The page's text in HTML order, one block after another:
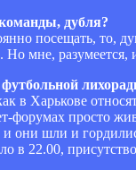
дубля?
посещать, то,
мне, разумеется,
в Харькове
форумах просто
они шли и
в 22.00,